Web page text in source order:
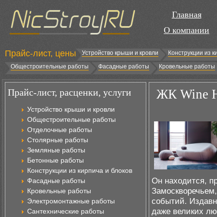
Главная
О компании
Прайс-лист, цены Устройство крыши и кровли
Конструкции из
Общестроительные работы
Фасадные работы Кровельные работы
Прайс-лист, расценки, услуги
Устройство крыши и кровли
Общестроительные работы
Отделочные работы
Столярные работы
Земляные работы
Бетонные работы
Конструкции из кирпича и блоков
Фасадные работы
Кровельные работы
Электромонтажные работы
Сантехнические работы
ЖК Wine
Он находится,
событий.
даже великих